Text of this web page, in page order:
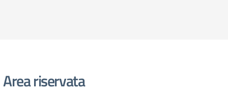
Area riservata